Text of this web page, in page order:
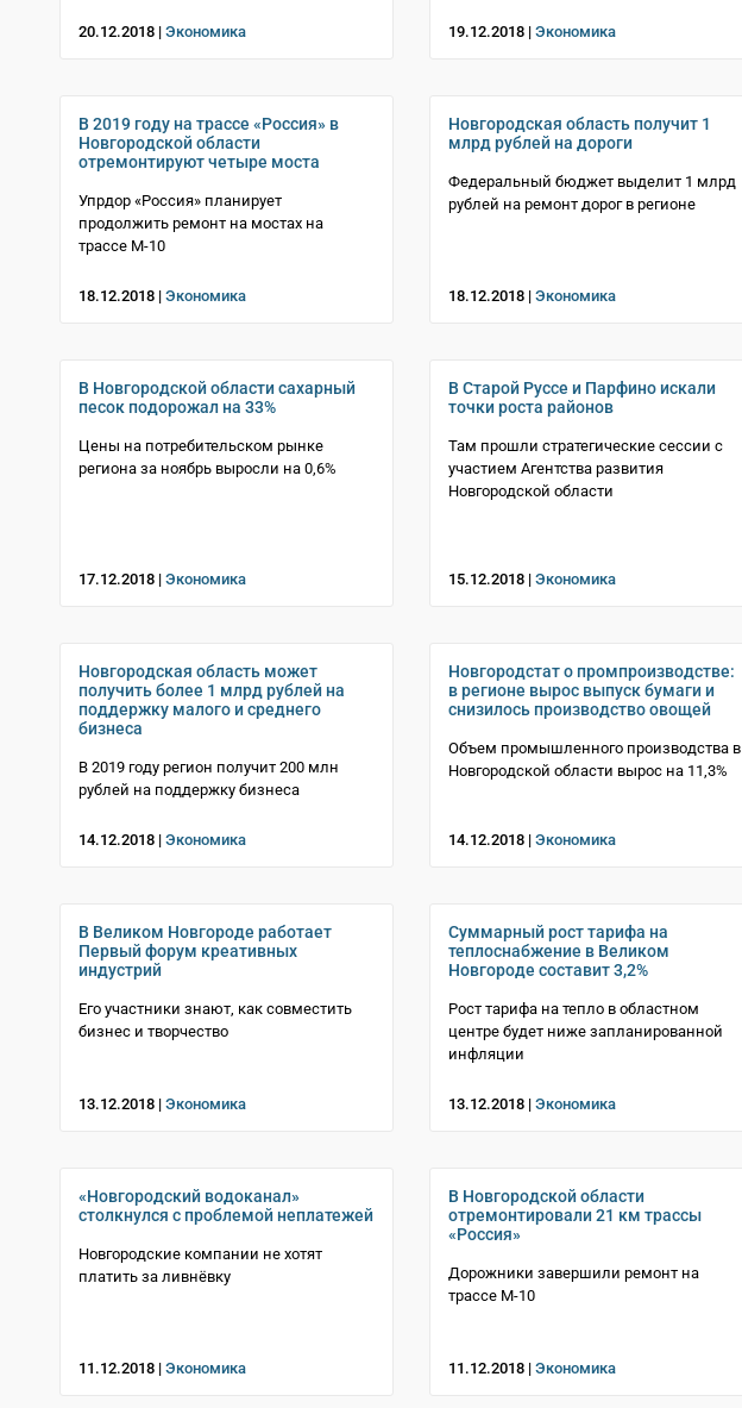
20.12.2018 | Экономика 19.12.2018 | Экономика
В 2019 году на трассе «Россия» в
Новгородской области
отремонтируют четыре моста
Упрдор «Россия» планирует
продолжить ремонт на мостах на
трассе М-10
18.12.2018 | Экономика
Новгородская область получит 1
млрд рублей на дороги
Федеральный бюджет выделит 1 млрд
рублей на ремонт дорог в регионе
18.12.2018 | Экономика
В Новгородской области сахарный
песок подорожал на 33%
Цены на потребительском рынке
региона за ноябрь выросли на 0,6%
17.12.2018 | Экономика
В Старой Руссе и Парфино искали
точки роста районов
Там прошли стратегические сессии с
участием Агентства развития
Новгородской области
15.12.2018 | Экономика
Новгородская область может
получить более 1 млрд рублей на
поддержку малого и среднего
бизнеса
В 2019 году регион получит 200 млн
рублей на поддержку бизнеса
14.12.2018 | Экономика
Новгородстат о промпроизводстве:
в регионе вырос выпуск бумаги и
снизилось производство овощей
Объем промышленного производства в
Новгородской области вырос на 11,3%
14.12.2018 | Экономика
В Великом Новгороде работает
Первый форум креативных
индустрий
Его участники знают, как совместить
бизнес и творчество
13.12.2018 | Экономика
Суммарный рост тарифа на
теплоснабжение в Великом
Новгороде составит 3,2%
Рост тарифа на тепло в областном
центре будет ниже запланированной
инфляции
13.12.2018 | Экономика
«Новгородский водоканал»
столкнулся с проблемой неплатежей
Новгородские компании не хотят
платить за ливнёвку
11.12.2018 | Экономика
В Новгородской области
отремонтировали 21 км трассы
«Россия»
Дорожники завершили ремонт на
трассе М-10
11.12.2018 | Экономика